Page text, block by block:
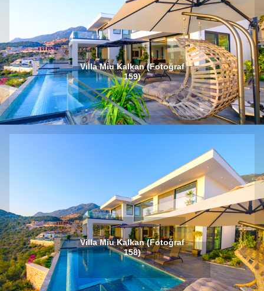
Villa Miu Kalkan (Fotoğraf
159)
Villa Miu Kalkan (Fotoğraf
158)